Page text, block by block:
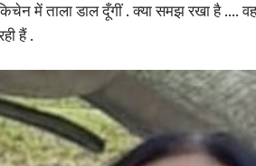
में ताला डाल दूँगीं . क्या समझ रखा है ….
हैं .